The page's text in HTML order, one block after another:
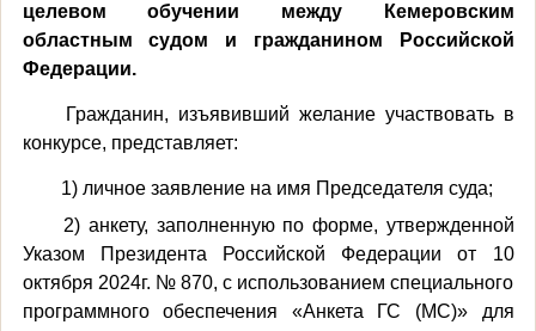
целевом обучении между Кемеровским
областным судом и гражданином Российской
Федерации.
Гражданин, изъявивший желание участвовать в
конкурсе, представляет:
1) личное заявление на имя Председателя суда;
2) анкету, заполненную по форме, утвержденной
Указом Президента Российской Федерации от 10
октября 2024г. № 870, с использованием специального
программного обеспечения «Анкета ГС (МС)» для